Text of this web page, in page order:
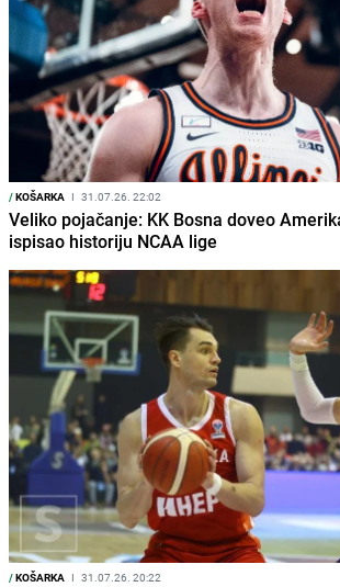
/KOŠARKA I 31.07.26. 22:02
Veliko pojačanje: KK Bosna doveo
ispisao historiju NCAA lige
/KOŠARKA I 31.07.26. 20:22